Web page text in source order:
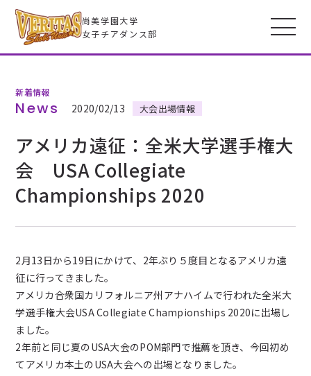
尚美学園大学
女子チアダンス部
VERITASとは
メンバー
フォトギャラリー
高校生のみなさんへ
新着情報
ブログ
新着情報
News 2020/02/13 大会出場情報
アメリカ遠征：全米大学選手権大
会 USA Collegiate
Championships 2020
2月13日から19日にかけて、2年ぶり５度目となるアメリカ遠
征に行ってきました。
アメリカ合衆国カリフォルニア州アナハイムで行われた全米大
学選手権大会USA Collegiate Championships 2020に出場し
ました。
2年前と同じ夏のUSA大会のPOM部門で推薦を頂き、今回初め
てアメリカ本土のUSA大会への出場となりました。